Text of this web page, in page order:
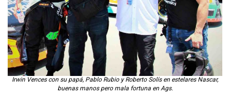
Irwin Vences con su papá, Pablo Rubio y Roberto Solís en estelares Nascar,
buenas manos pero mala fortuna en Ags.